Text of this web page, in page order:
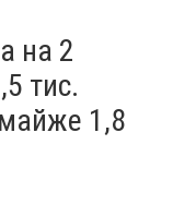
на 2
тис.
1,8